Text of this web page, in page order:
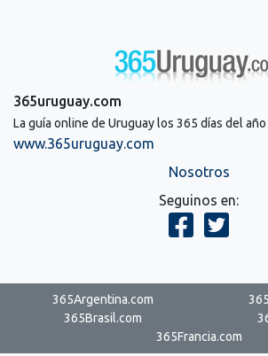
365uruguay.com
La guía online de Uruguay los 365 días del año
www.365uruguay.com
Nosotros
Seguinos en:
365Argentina.com
365Brasil.com
365Francia.com